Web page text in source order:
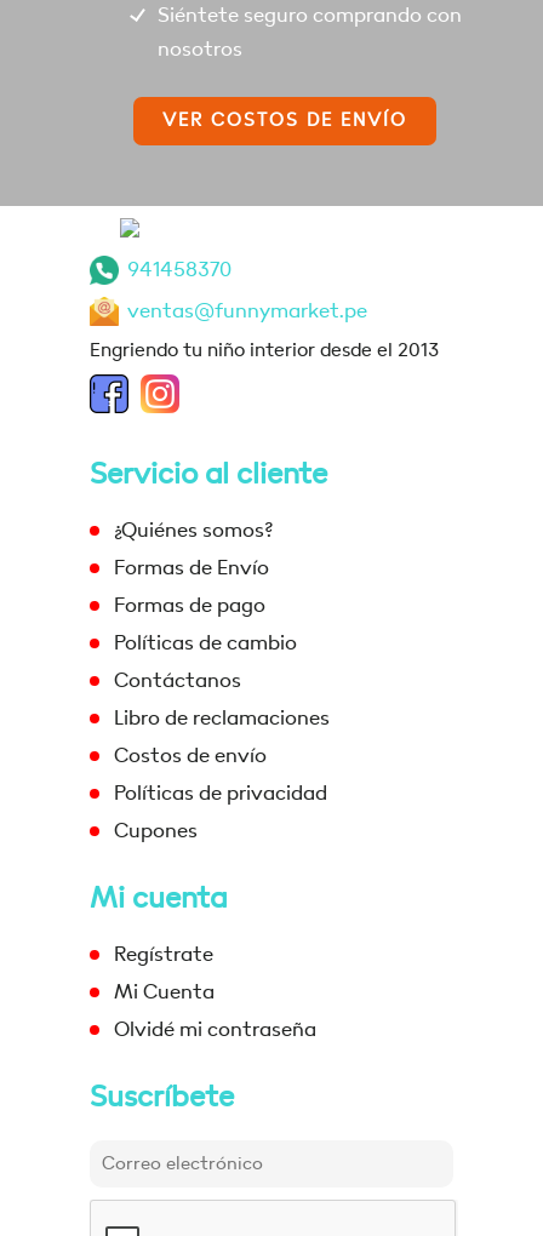
Siéntete seguro comprando con
nosotros
VER COSTOS DE ENVÍO
941458370
ventas@funnymarket.pe
Engriendo tu niño interior desde el 2013
Servicio al cliente
¿Quiénes somos?
Formas de Envío
Formas de pago
Políticas de cambio
Contáctanos
Libro de reclamaciones
Costos de envío
Políticas de privacidad
Cupones
Mi cuenta
Regístrate
Mi Cuenta
Olvidé mi contraseña
Suscríbete